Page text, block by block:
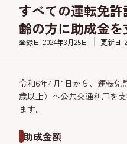
すべての運転免
齢の方に助成金
登録日 2024年3月25日 更新日
令和6年4月1日から、運転免
歳以上）へ公共交通利用を
ます。
助成金額